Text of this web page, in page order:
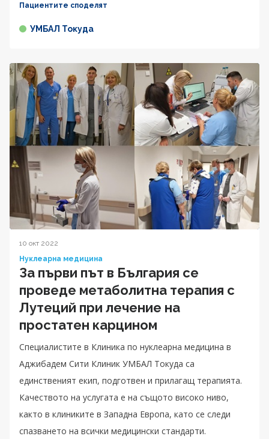
Пациентите споделят
УМБАЛ Токуда
10 окт 2022
Нуклеарна медицина
За първи път в България се
проведе метаболитна терапия с
Лутеций при лечение на
простатен карцином
Специалистите в Клиника по нуклеарна медицина в
Аджибадем Сити Клиник УМБАЛ Токуда са
единственият екип, подготвен и прилагащ терапията.
Качеството на услугата е на същото високо ниво,
както в клиниките в Западна Европа, като се следи
спазването на всички медицински стандарти.